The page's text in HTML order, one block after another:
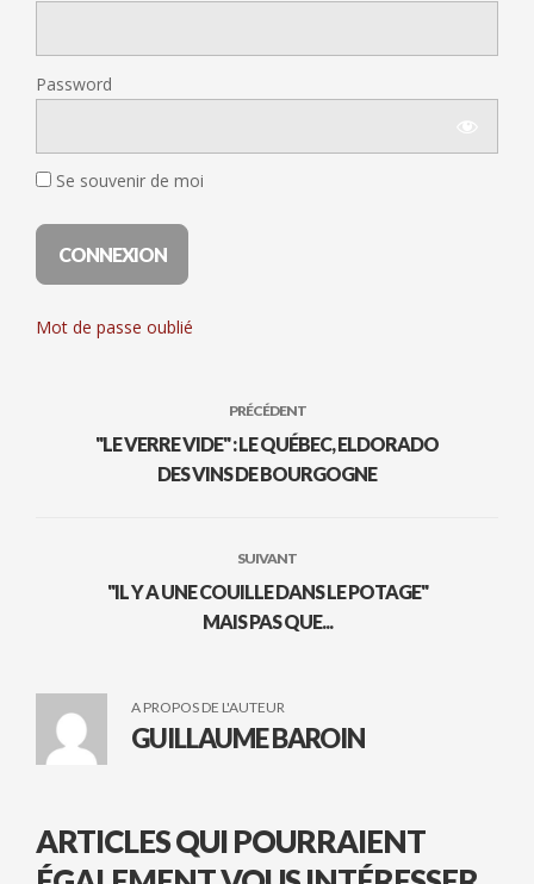
Password
Se souvenir de moi
Mot de passe oublié
PRÉCÉDENT
"LE VERRE VIDE" : LE QUÉBEC, ELDORADO
DES VINS DE BOURGOGNE
SUIVANT
"IL Y A UNE COUILLE DANS LE POTAGE"
MAIS PAS QUE...
A PROPOS DE L'AUTEUR
GUILLAUME BAROIN
ARTICLES QUI POURRAIENT